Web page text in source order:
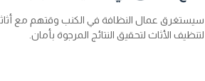
سيستغرق عمال النظافة في الكنب وقتهم مع
لتنظيف الأثاث لتحقيق النتائج المرجوة بأمان.